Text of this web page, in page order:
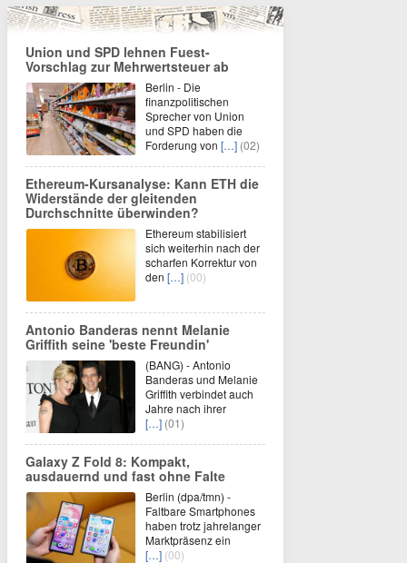
Union und SPD lehnen Fuest-
Vorschlag zur Mehrwertsteuer ab
Berlin - Die
finanzpolitischen
Sprecher von Union
und SPD haben die
Forderung von […] (02)
Ethereum-Kursanalyse: Kann ETH die
Widerstände der gleitenden
Durchschnitte überwinden?
Ethereum stabilisiert
sich weiterhin nach der
scharfen Korrektur von
den […] (00)
Antonio Banderas nennt Melanie
Griffith seine 'beste Freundin'
(BANG) - Antonio
Banderas und Melanie
Griffith verbindet auch
Jahre nach ihrer
[…] (01)
Galaxy Z Fold 8: Kompakt,
ausdauernd und fast ohne Falte
Berlin (dpa/tmn) -
Faltbare Smartphones
haben trotz jahrelanger
Marktpräsenz ein
[…] (00)